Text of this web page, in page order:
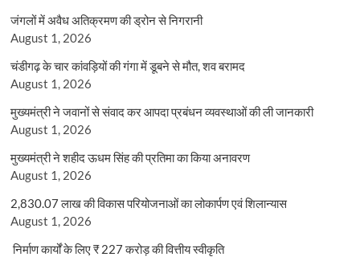
जंगलों में अवैध अतिक्रमण की ड्रोन से निगरानी
August 1, 2026
चंडीगढ़ के चार कांवड़ियों की गंगा में डूबने से मौत, शव बरामद
August 1, 2026
मुख्यमंत्री ने जवानों से संवाद कर आपदा प्रबंधन व्यवस्थाओं की ली जानकारी
August 1, 2026
मुख्यमंत्री ने शहीद ऊधम सिंह की प्रतिमा का किया अनावरण
August 1, 2026
2,830.07 लाख की विकास परियोजनाओं का लोकार्पण एवं शिलान्यास
August 1, 2026
निर्माण कार्यों के लिए ₹ 227 करोड़ की वित्तीय स्वीकृति